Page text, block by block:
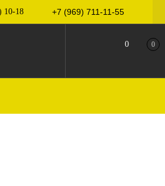
10-18 +7 (969) 711-11-55
0 0